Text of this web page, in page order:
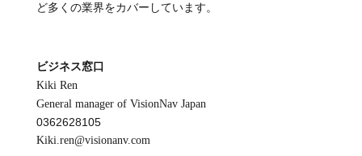
ど多くの業界をカバーしています。
ビジネス窓口
Kiki Ren
General manager of VisionNav Japan
0362628105
Kiki.ren@visionanv.com